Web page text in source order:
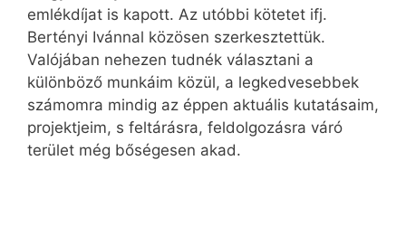
emlékdíjat is kapott. Az utóbbi kötetet ifj.
Bertényi Ivánnal közösen szerkesztettük.
Valójában nehezen tudnék választani a
különböző munkáim közül, a legkedvesebbek
számomra mindig az éppen aktuális kutatásaim,
projektjeim, s feltárásra, feldolgozásra váró
terület még bőségesen akad.